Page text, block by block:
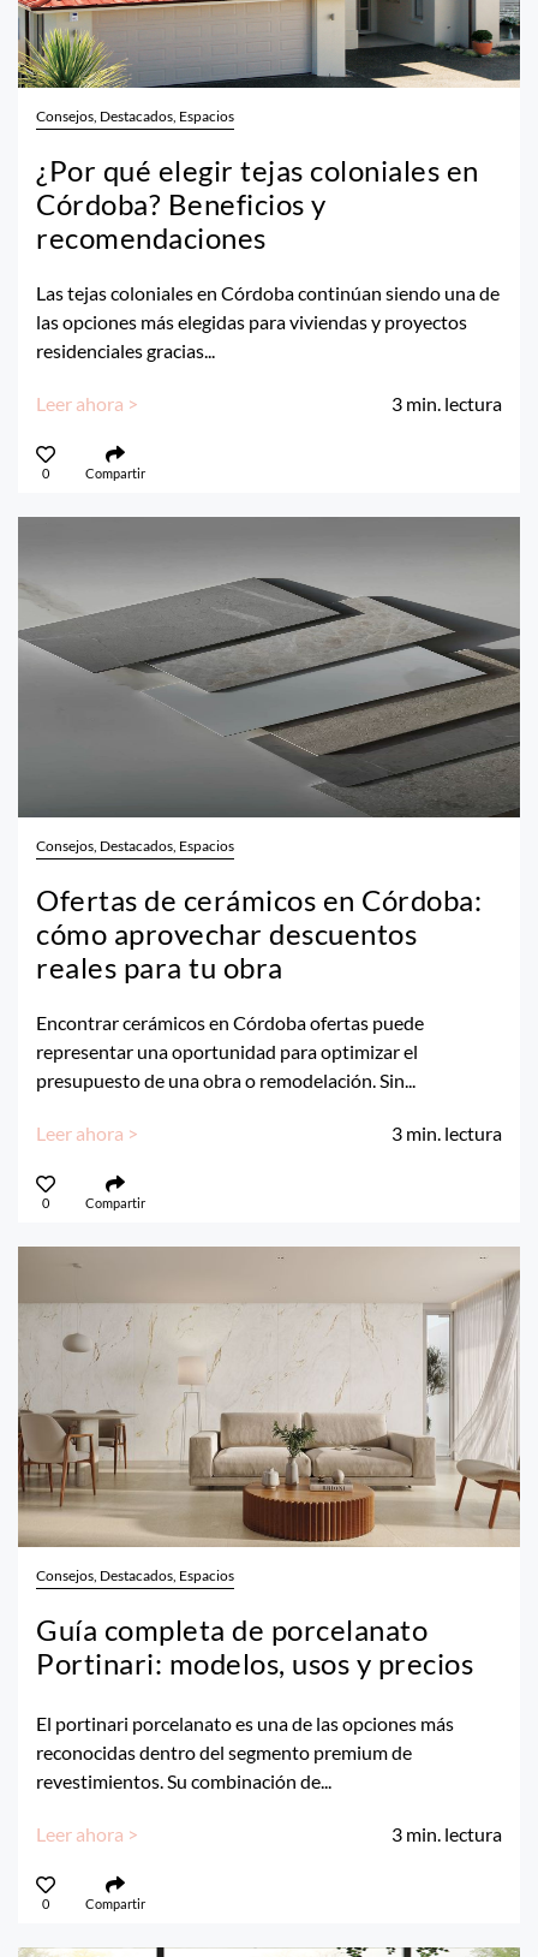
Consejos, Destacados, Espacios
¿Por qué elegir tejas coloniales en
Córdoba? Beneficios y
recomendaciones
Las tejas coloniales en Córdoba continúan siendo una de
las opciones más elegidas para viviendas y proyectos
residenciales gracias...
Leer ahora > 3 min. lectura
0 Compartir
Consejos, Destacados, Espacios
Ofertas de cerámicos en Córdoba:
cómo aprovechar descuentos
reales para tu obra
Encontrar cerámicos en Córdoba ofertas puede
representar una oportunidad para optimizar el
presupuesto de una obra o remodelación. Sin...
Leer ahora > 3 min. lectura
0 Compartir
Consejos, Destacados, Espacios
Guía completa de porcelanato
Portinari: modelos, usos y precios
El portinari porcelanato es una de las opciones más
reconocidas dentro del segmento premium de
revestimientos. Su combinación de...
Leer ahora > 3 min. lectura
0 Compartir